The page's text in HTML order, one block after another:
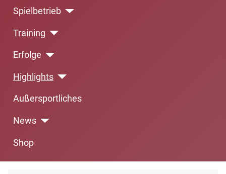
Spielbetrieb
Training
Erfolge
Highlights
Außersportliches
News
Shop